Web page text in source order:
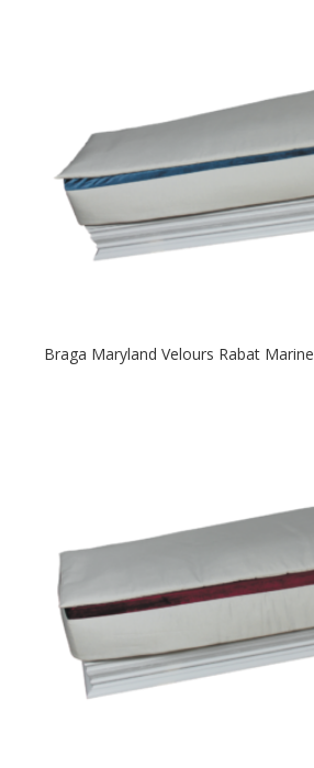
Braga Maryland Velours Rabat Marine